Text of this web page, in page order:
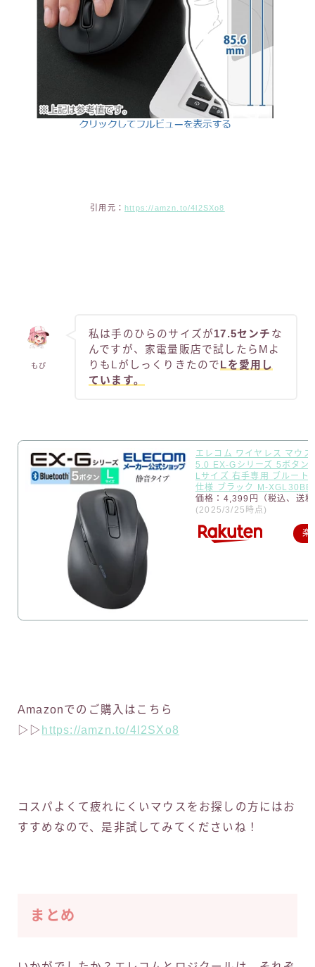
引用元：https://amzn.to/4l2SXo8
もぴ
私は手のひらのサイズが17.5センチ な
んですが、家電量販店で試したらMよ
りもLがしっくりきたのでLを愛用し
ています。
エレコム ワイヤレス マウ
5.0 EX-Gシリーズ 5ボタン
Lサイズ 右手専用 ブルート
仕様 ブラック M-
価格：4,399円（税込、送
(2025/3/25時点)
楽
Amazonでのご購入はこちら
▷▷ https://amzn.to/4l2SXo8
コスパよくて疲れにくいマウスをお探しの方にはお
すすめなので、是非試してみてくださいね！
まとめ